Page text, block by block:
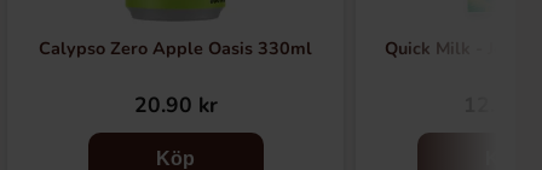
Calypso Zero Apple Oasis 330ml
20.90 kr
Köp
Quick Milk -